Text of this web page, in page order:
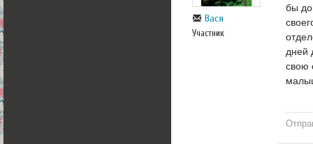
Вася
Участник
бы
дней
свою